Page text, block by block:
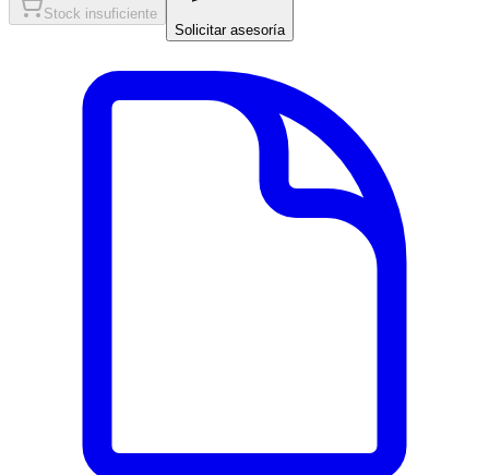
Stock insuficiente
Solicitar asesoría